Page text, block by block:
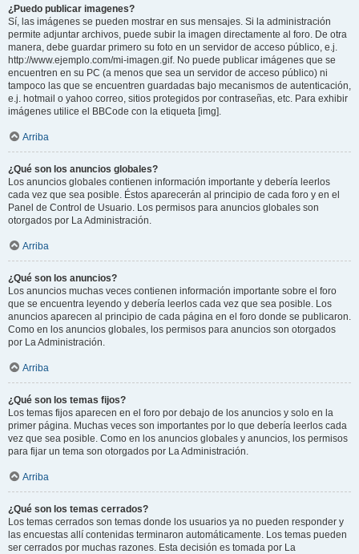
¿Puedo publicar imagenes?
Sí, las imágenes se pueden mostrar en sus mensajes. Si la administración
permite adjuntar archivos, puede subir la imagen directamente al foro. De otra
manera, debe guardar primero su foto en un servidor de acceso público, e.j.
http://www.ejemplo.com/mi-imagen.gif. No puede publicar imágenes que se
encuentren en su PC (a menos que sea un servidor de acceso público) ni
tampoco las que se encuentren guardadas bajo mecanismos de autenticación,
e.j. hotmail o yahoo correo, sitios protegidos por contraseñas, etc. Para exhibir
imágenes utilice el BBCode con la etiqueta [img].
Arriba
¿Qué son los anuncios globales?
Los anuncios globales contienen información importante y debería leerlos
cada vez que sea posible. Éstos aparecerán al principio de cada foro y en el
Panel de Control de Usuario. Los permisos para anuncios globales son
otorgados por La Administración.
Arriba
¿Qué son los anuncios?
Los anuncios muchas veces contienen información importante sobre el foro
que se encuentra leyendo y debería leerlos cada vez que sea posible. Los
anuncios aparecen al principio de cada página en el foro donde se publicaron.
Como en los anuncios globales, los permisos para anuncios son otorgados
por La Administración.
Arriba
¿Qué son los temas fijos?
Los temas fijos aparecen en el foro por debajo de los anuncios y solo en la
primer página. Muchas veces son importantes por lo que debería leerlos cada
vez que sea posible. Como en los anuncios globales y anuncios, los permisos
para fijar un tema son otorgados por La Administración.
Arriba
¿Qué son los temas cerrados?
Los temas cerrados son temas donde los usuarios ya no pueden responder y
las encuestas allí contenidas terminaron automáticamente. Los temas pueden
ser cerrados por muchas razones. Esta decisión es tomada por La